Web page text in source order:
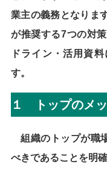
業主の義務となりま
が推奨する7つの対
ドライン・活用資
す。
１ トップのメ
組織のトップが職
べきであることを明